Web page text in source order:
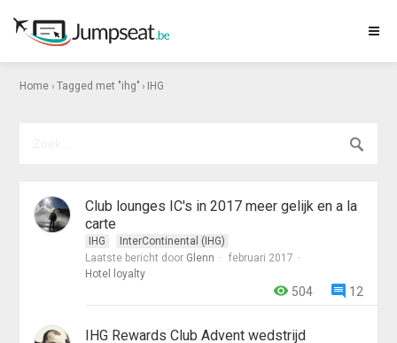
Home › Tagged met "ihg" › IHG
Club lounges IC's in 2017 meer gelijk en a la
carte
IHG
InterContinental (IHG)
Laatste bericht door Glenn
februari 2017
Hotel loyalty
12
504
IHG Rewards Club Advent wedstrijd